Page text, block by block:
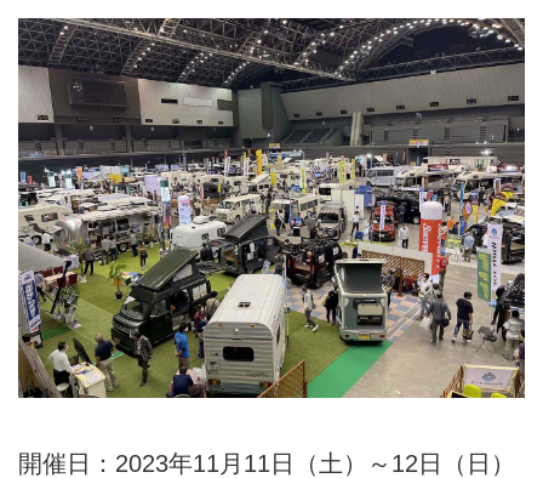
開催日：2023年11月11日（土）～12日（日）